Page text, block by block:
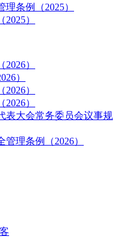
条例（2025）
）
）
）
）
）
表大会常务委员会议事规
理条例（2026）